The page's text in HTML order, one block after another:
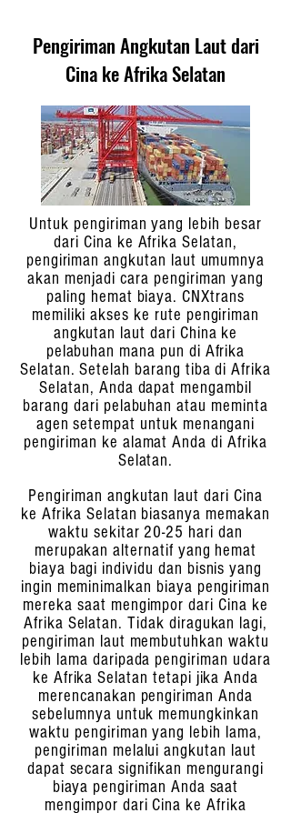
Pengiriman Angkutan Laut dari
Cina ke Afrika Selatan
Untuk pengiriman yang lebih besar
dari Cina ke Afrika Selatan,
pengiriman angkutan laut umumnya
akan menjadi cara pengiriman yang
paling hemat biaya. CNXtrans
memiliki akses ke rute pengiriman
angkutan laut dari China ke
pelabuhan mana pun di Afrika
Selatan. Setelah barang tiba di Afrika
Selatan, Anda dapat mengambil
barang dari pelabuhan atau meminta
agen setempat untuk menangani
pengiriman ke alamat Anda di Afrika
Selatan.
Pengiriman angkutan laut dari Cina
ke Afrika Selatan biasanya memakan
waktu sekitar 20-25 hari dan
merupakan alternatif yang hemat
biaya bagi individu dan bisnis yang
ingin meminimalkan biaya pengiriman
mereka saat mengimpor dari Cina ke
Afrika Selatan. Tidak diragukan lagi,
pengiriman laut membutuhkan waktu
lebih lama daripada pengiriman udara
ke Afrika Selatan tetapi jika Anda
merencanakan pengiriman Anda
sebelumnya untuk memungkinkan
waktu pengiriman yang lebih lama,
pengiriman melalui angkutan laut
dapat secara signifikan mengurangi
biaya pengiriman Anda saat
mengimpor dari Cina ke Afrika